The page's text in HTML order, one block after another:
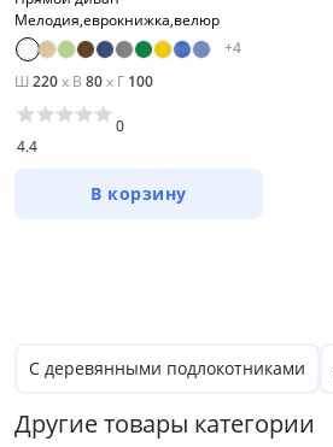
от
от
Мелодия,еврокнижка,велюр
+4
Ш 220x В 80x Г 100
4.4
0
В корзину
С деревянными подлокотниками
Другие товары категории